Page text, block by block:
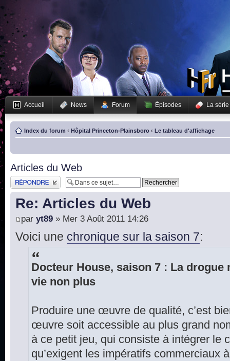
Accueil News Forum Épisodes La série
Index du forum ‹ Hôpital Princeton-Plainsboro ‹ Le tableau d'affichage
Articles du Web
Publier une réponse
Re: Articles du Web
par yt89 » Mer 3 Août 2011 14:26
Voici une chronique sur la saison 7:
Docteur House, saison 7 : La drogue
vie non plus
Produire une œuvre de qualité, c’est
œuvre soit accessible au plus grand
à ce petit jeu, qui consiste à intégrer le
qu’exigent les impératifs commerciaux